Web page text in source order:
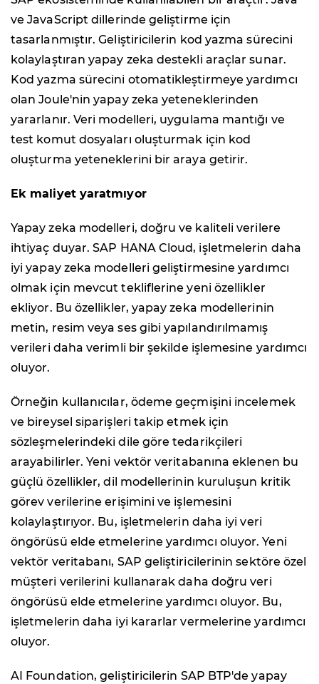
ve JavaScript dillerinde geliştirme için
tasarlanmıştır. Geliştiricilerin kod yazma sürecini
kolaylaştıran yapay zeka destekli araçlar sunar.
Kod yazma sürecini otomatikleştirmeye yardımcı
olan Joule'nin yapay zeka yeteneklerinden
yararlanır. Veri modelleri, uygulama mantığı ve
test komut dosyaları oluşturmak için kod
oluşturma yeteneklerini bir araya getirir.
Ek maliyet yaratmıyor
Yapay zeka modelleri, doğru ve kaliteli verilere
ihtiyaç duyar. SAP HANA Cloud, işletmelerin daha
iyi yapay zeka modelleri geliştirmesine yardımcı
olmak için mevcut tekliflerine yeni özellikler
ekliyor. Bu özellikler, yapay zeka modellerinin
metin, resim veya ses gibi yapılandırılmamış
verileri daha verimli bir şekilde işlemesine yardımcı
oluyor.
Örneğin kullanıcılar, ödeme geçmişini incelemek
ve bireysel siparişleri takip etmek için
sözleşmelerindeki dile göre tedarikçileri
arayabilirler. Yeni vektör veritabanına eklenen bu
güçlü özellikler, dil modellerinin kuruluşun kritik
görev verilerine erişimini ve işlemesini
kolaylaştırıyor. Bu, işletmelerin daha iyi veri
öngörüsü elde etmelerine yardımcı oluyor. Yeni
vektör veritabanı, SAP geliştiricilerinin sektöre özel
müşteri verilerini kullanarak daha doğru veri
öngörüsü elde etmelerine yardımcı oluyor. Bu,
işletmelerin daha iyi kararlar vermelerine yardımcı
oluyor.
AI Foundation, geliştiricilerin SAP BTP'de yapay